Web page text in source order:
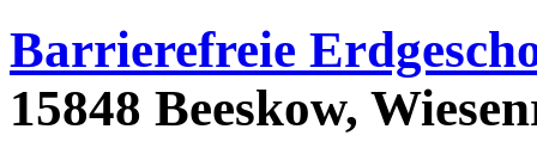
Barrierefreie
15848 Beeskow,